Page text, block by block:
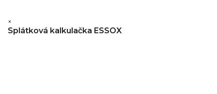
×
Splátková kalkulačka ESSOX